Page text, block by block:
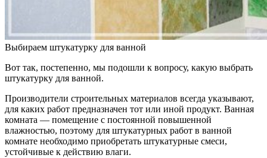
Выбираем штукатурку для ванной
Вот так, постепенно, мы подошли к вопросу, какую выбрать
штукатурку для ванной.
Производители строительных материалов всегда указывают,
для каких работ предназначен тот или иной продукт. Ванная
комната — помещение с постоянной повышенной
влажностью, поэтому для штукатурных работ в ванной
комнате необходимо приобретать штукатурные смеси,
устойчивые к действию влаги.